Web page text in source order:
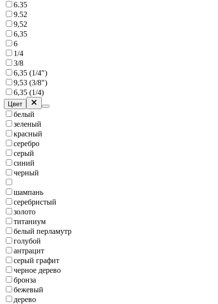
6.35
9.52
9,52
6,35
6
1/4
3/8
6,35 (1/4")
9,53 (3/8")
6,35 (1/4)
Цвет
белый
зеленый
красный
серебро
серый
синий
черный
шампань
серебристый
золото
титаниум
белый перламутр
голубой
антрацит
серый графит
черное дерево
бронза
бежевый
дерево